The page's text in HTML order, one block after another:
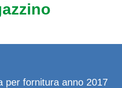
per fornitura anno 2017